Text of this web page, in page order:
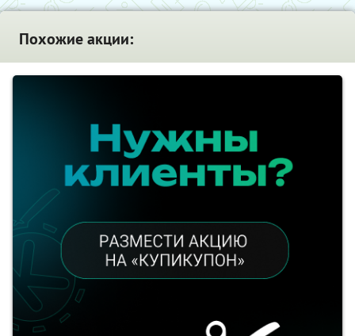
Похожие акции: